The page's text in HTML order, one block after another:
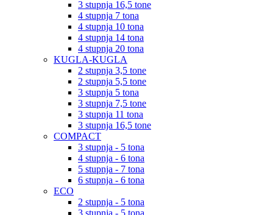
3 stupnja 16,5 tone
4 stupnja 7 tona
4 stupnja 10 tona
4 stupnja 14 tona
4 stupnja 20 tona
KUGLA-KUGLA
2 stupnja 3,5 tone
2 stupnja 5,5 tone
3 stupnja 5 tona
3 stupnja 7,5 tone
3 stupnja 11 tona
3 stupnja 16,5 tone
COMPACT
3 stupnja - 5 tona
4 stupnja - 6 tona
5 stupnja - 7 tona
6 stupnja - 6 tona
ECO
2 stupnja - 5 tona
3 stupnja - 5 tona